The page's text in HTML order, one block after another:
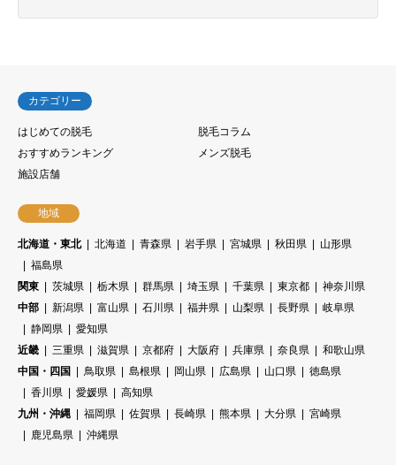
カテゴリー
はじめての脱毛
脱毛コラム
おすすめランキング
メンズ脱毛
施設店舗
地域
北海道・東北 北海道 青森県 岩手県 宮城県 秋田県
山形県
福島県
関東
茨城県 栃木県 群馬県 埼玉県 千葉県 東京都
神奈川県
中部
新潟県 富山県 石川県 福井県 山梨県 長野県
岐阜県
静岡県
愛知県
近畿
三重県 滋賀県 京都府 大阪府 兵庫県 奈良県
和歌山県
中国・四国
鳥取県 島根県 岡山県 広島県 山口県
徳島県
香川県
愛媛県
高知県
九州・沖縄
福岡県 佐賀県 長崎県 熊本県 大分県
宮崎県
鹿児島県
沖縄県